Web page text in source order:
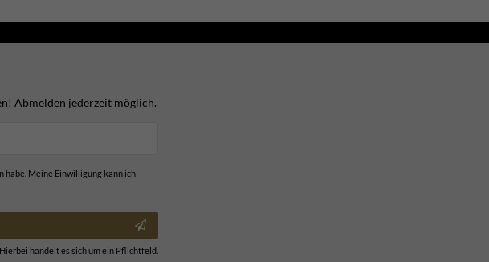
Abmelden jederzeit möglich.
habe. Meine Einwilligung kann ich
handelt es sich um ein Pflichtfeld.